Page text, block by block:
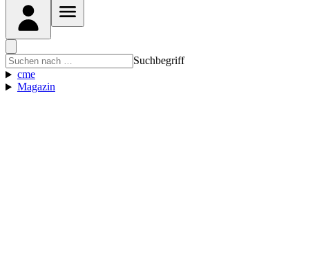
Suchbegriff
cme
Magazin